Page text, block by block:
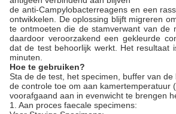
de anti-Campylobacterreagens en een
ontwikkelen. De oplossing blijft migreren
te ontmoeten die de stamverwant van de
daardoor veroorzakend een gekleurde
dat de test behoorlijk werkt. Het resultaat
minuten.
Hoe te gebruiken?
Sta de de test, het specimen, buffer van
de controle toe om aan kamertemperatuur
voorafgaand aan in evenwicht te brengen
1. Aan proces faecale specimens: